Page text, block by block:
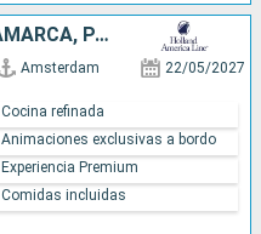
REINO UNIDO, ISLANDIA, DINAMARCA, PAISES BAJOS
Amsterdam 22/05/2027
Cocina refinada
Animaciones exclusivas a bordo
Experiencia Premium
Comidas incluidas